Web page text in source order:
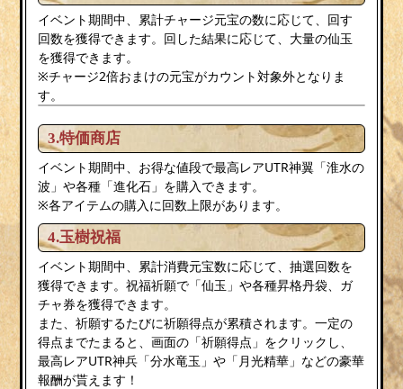
イベント期間中、累計チャージ元宝の数に応じて、回す
回数を獲得できます。回した結果に応じて、大量の仙玉
を獲得できます。
※チャージ2倍おまけの元宝がカウント対象外となりま
す。
3.特価商店
イベント期間中、お得な値段で最高レアUTR神翼「淮水の
波」や各種「進化石」を購入できます。
※各アイテムの購入に回数上限があります。
4.玉樹祝福
イベント期間中、累計消費元宝数に応じて、抽選回数を
獲得できます。祝福祈願で「仙玉」や各種昇格丹袋、ガ
チャ券を獲得できます。
また、祈願するたびに祈願得点が累積されます。一定の
得点までたまると、画面の「祈願得点」をクリックし、
最高レアUTR神兵「分水竜玉」や「月光精華」などの豪華
報酬が貰えます！